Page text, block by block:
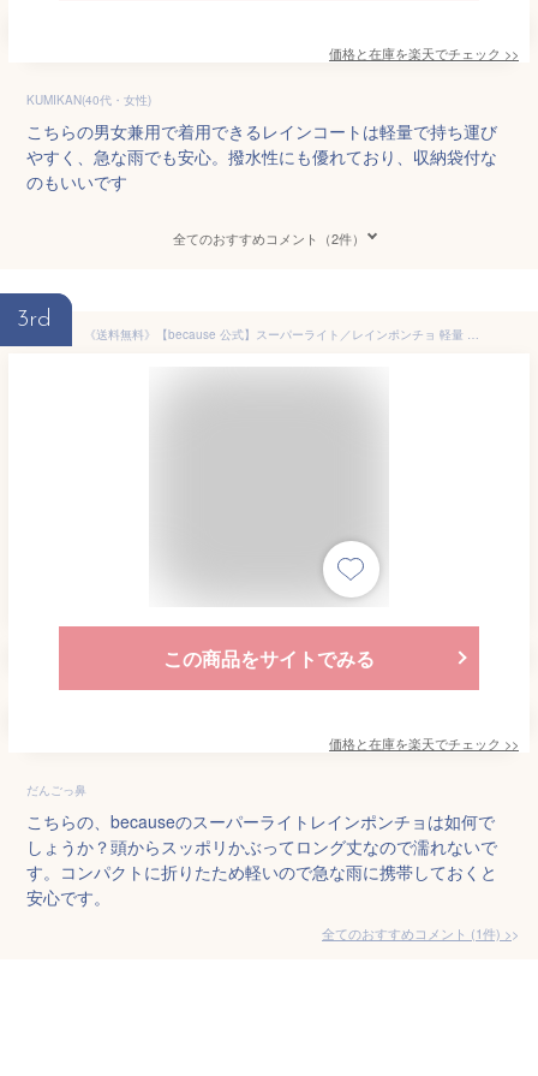
価格と在庫を楽天でチェック >>
KUMIKAN(40代・女性)
こちらの男女兼用で着用できるレインコートは軽量で持ち運び
やすく、急な雨でも安心。撥水性にも優れており、収納袋付な
のもいいです
全てのおすすめコメント（2件）
3rd
《送料無料》【because 公式】スーパーライト／レインポンチョ 軽量 コンパクト ユニセックス ポンチョ リュック対応 男女兼用 収納ポーチ付き 雨具 撥水 ビコーズ ロング丈 | レインぽんちょ カッパ 合羽 雨合羽 無地 レインウェア レインコート フェス レディース メンズ
この商品をサイトでみる
価格と在庫を楽天でチェック >>
だんごっ鼻
こちらの、becauseのスーパーライトレインポンチョは如何で
しょうか？頭からスッポリかぶってロング丈なので濡れないで
す。コンパクトに折りたため軽いので急な雨に携帯しておくと
安心です。
全てのおすすめコメント (1件) >